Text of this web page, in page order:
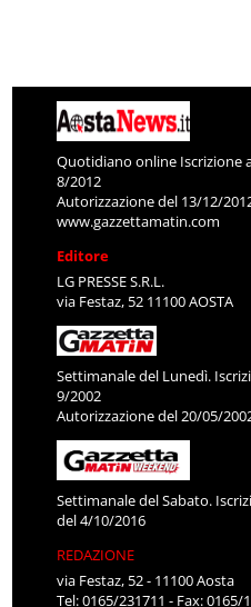
Quotidiano online Iscrizione
8/2012
Autorizzazione del 13/12/2012
www.gazzettamatin.com
Editore
LG PRESSE S.R.L.
via Festaz, 52 11100 AOSTA
Settimanale del Lunedì.
9/2002
Autorizzazione del 20/05/2002
Settimanale del Sabato.
del 4/10/2016
REDAZIONE
via Festaz, 52 - 11100 Aosta
Tel: 0165/231711 - Fax: 0165/
Mail: